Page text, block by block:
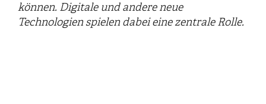
können. Digitale und andere neue
Technologien spielen dabei eine zentrale Rolle.